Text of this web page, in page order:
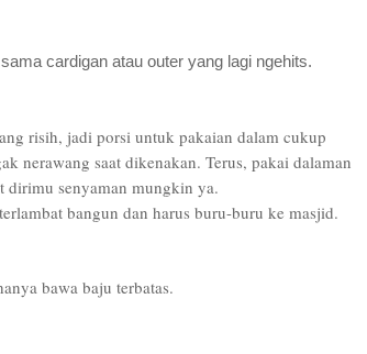
cardigan atau outer yang lagi ngehits.
risih, jadi porsi untuk pakaian dalam cukup
nerawang saat dikenakan. Terus, pakai dalaman
dirimu senyaman mungkin ya.
bangun dan harus buru-buru ke masjid.
bawa baju terbatas.